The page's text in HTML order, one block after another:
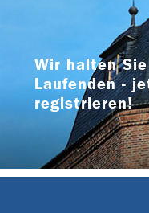
Wir halten
Laufenden -
registrieren!